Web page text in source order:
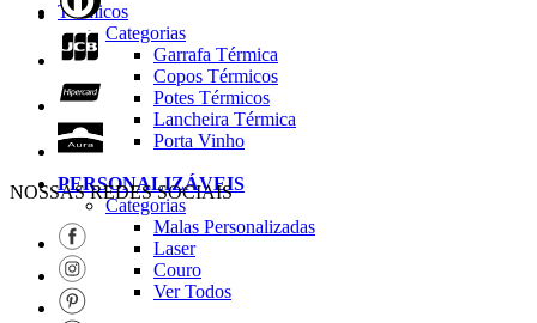
Térmicos
Categorias
Garrafa Térmica
Copos Térmicos
Potes Térmicos
Lancheira Térmica
Porta Vinho
PERSONALIZÁVEIS
Categorias
Malas Personalizadas
Laser
Couro
Ver Todos
NOSSAS REDES SOCIAIS